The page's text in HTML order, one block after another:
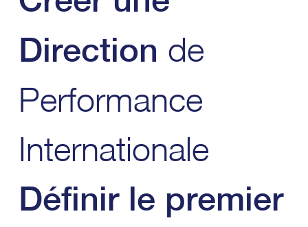
Direction de
Performance
Internationale
Définir le premier